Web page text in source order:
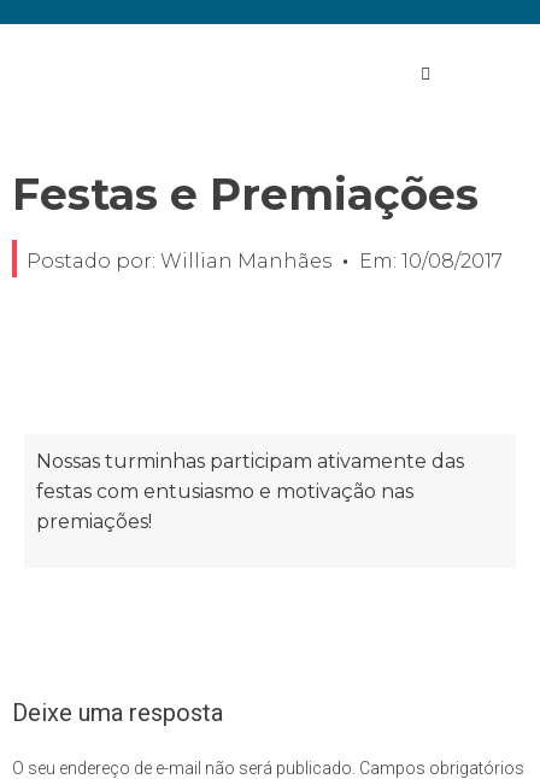
Festas e Premiações
Postado por: Willian Manhães Em: 10/08/2017
Nossas turminhas participam ativamente das
festas com entusiasmo e motivação nas
premiações!
Deixe uma resposta
O seu endereço de e-mail não será publicado. Campos obrigatórios